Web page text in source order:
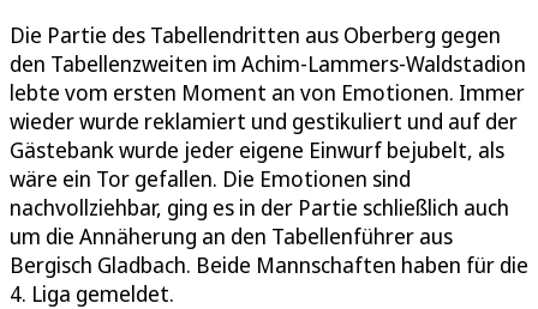
Die Partie des Tabellendritten aus Oberberg gegen
den Tabellenzweiten im Achim-Lammers-Waldstadion
lebte vom ersten Moment an von Emotionen. Immer
wieder wurde reklamiert und gestikuliert und auf der
Gästebank wurde jeder eigene Einwurf bejubelt, als
wäre ein Tor gefallen. Die Emotionen sind
nachvollziehbar, ging es in der Partie schließlich auch
um die Annäherung an den Tabellenführer aus
Bergisch Gladbach. Beide Mannschaften haben für die
4. Liga gemeldet.